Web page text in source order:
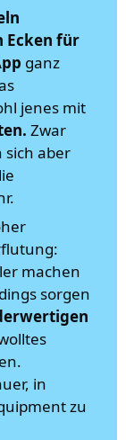
Ecken für
ganz
jenes mit
Zwar
sich aber
machen
sorgen
in
zu